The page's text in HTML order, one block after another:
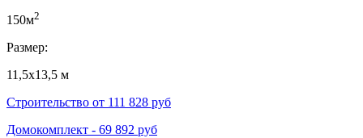
150м2
Размер:
11,5х13,5 м
Строительство от 111 828 руб
Домокомплект - 69 892 руб